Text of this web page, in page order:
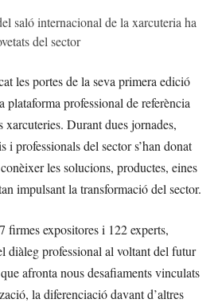
saló internacional de la xarcuteria ha
del sector
les portes de la seva primera edició
plataforma professional de referència
xarcuteries. Durant dues jornades,
i professionals del sector s’han donat
les solucions, productes, eines
impulsant la transformació del sector.
firmes expositores i 122 experts,
diàleg professional al voltant del futur
afronta nous desafiaments vinculats
la diferenciació davant d’altres